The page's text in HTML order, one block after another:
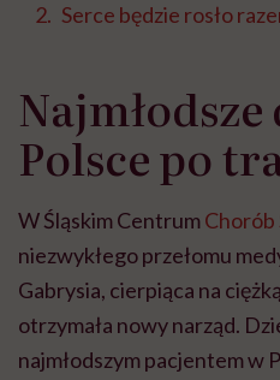
Serce będzie rosło
Polsce po
W Śląskim CentrumChorób
niezwykłego przełomu
Gabrysia, cierpiąca na ciężką
otrzymała nowy narząd.
najmłodszym pacjentem w